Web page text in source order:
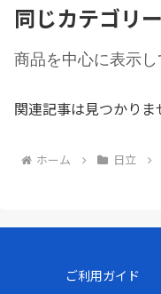
同じカテゴリ
商品を中心に表示し
関連記事は見つかりま
ホーム 日立
ご利用ガイド